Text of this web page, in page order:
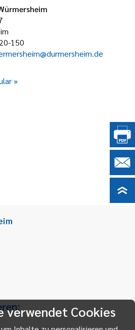
150
verwendet Cookies